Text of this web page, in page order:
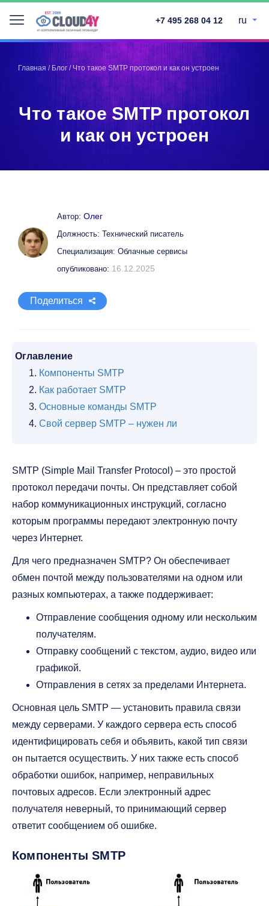
+7 495 268 04 12 ru
Главная /Блог/Что такое SMTP протокол и как он устроен
Что такое SMTP протокол
и как он устроен
Автор: Олег
Должность: Технический писатель
Специализация: Облачные сервисы
опубликовано: 16.12.2025
Поделиться
Telegram
Запинить
Твитнуть
LinkedIn
Facebook
Оглавление
Компоненты SMTP
Как работает SMTP
Основные команды SMTP
Свой сервер SMTP – нужен ли
SMTP (Simple Mail Transfer Protocol) – это простой
протокол передачи почты. Он представляет собой
набор коммуникационных инструкций, согласно
которым программы передают электронную почту
через Интернет.
Для чего предназначен SMTP? Он обеспечивает
обмен почтой между пользователями на одном или
разных компьютерах, а также поддерживает:
Отправление сообщения одному или нескольким
получателям.
Отправку сообщений с текстом, аудио, видео или
графикой.
Отправления в сетях за пределами Интернета.
Основная цель SMTP — установить правила связи
между серверами. У каждого сервера есть способ
идентифицировать себя и объявить, какой тип связи
он пытается осуществить. У них также есть способ
обработки ошибок, например, неправильных
почтовых адресов. Если электронный адрес
получателя неверный, то принимающий сервер
ответит сообщением об ошибке.
Компоненты SMTP
Telegram
Запинить
Твитнуть
LinkedIn
Facebook